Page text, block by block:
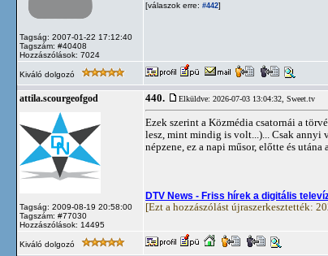
Tagság: 2007-01-22 17:12:40
Tagszám: #40408
Hozzászólások: 7024
[válaszok erre: #442]
Kiváló dolgozó
attila.scourgeofgod
Tagság: 2009-08-19 20:58:00
Tagszám: #77030
Hozzászólások: 14495
440. Elküldve: 2026-07-03 13:04:32, Sweet.tv
Ezek szerint a Közmédia csatornái a
lesz, mint mindig is volt...)... Csak annyi
népzene, ez a napi műsor, előtte és
DTV News - Friss hírek a digitális
[Ezt a hozzászólást újraszerkesztették:
Kiváló dolgozó